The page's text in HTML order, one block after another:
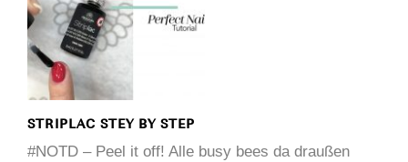
STRIPLAC STEY BY STEP
#NOTD – Peel it off! Alle busy bees da draußen